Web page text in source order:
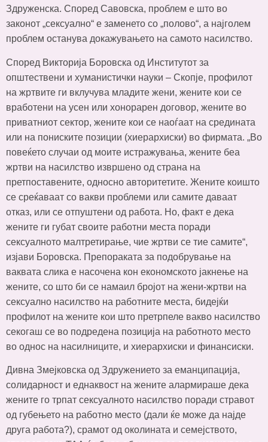
Здруженска. Според Савовска, проблем е што во
законот „сексуално“ е заменето со „полово“, а најголем
проблем останува докажувањето на самото насилство.
Според Викторија Боровска од Институтот за
општествени и хуманистички науки – Скопје, профилот
на жртвите ги вклучува младите жени, жените кои се
вработени на усен или хонорарен договор, жените во
приватниот сектор, жените кои се наоѓаат на средината
или на пониските позиции (хиерархиски) во фирмата. „Во
повеќето случаи од моите истражувања, жените беа
жртви на насилство извршено од страна на
претпоставените, односно авторитетите. Жените коишто
се среќаваат со вакви проблеми или самите даваат
отказ, или се отпуштени од работа. Но, факт е дека
жените ги губат своите работни места поради
сексуалното малтретирање, чие жртви се тие самите“,
изјави Боровска. Препораката за подобрување на
ваквата слика е насочена кон економското јакнење на
жените, со што би се намаил бројот на жени-жртви на
сексуално насилство на работните места, бидејќи
профилот на жените кои што претрпеле вакво насилство
секогаш се во подредена позиција на работното место
во однос на насилниците, и хиерархиски и финансиски.
Дивна Змејковска од Здружението за еманципација,
солидарност и еднаквост на жените алармираше дека
жените го трпат сексуалното насилство поради стравот
од губењето на работно место (дали ќе може да најде
друга работа?), срамот од околината и семејството,